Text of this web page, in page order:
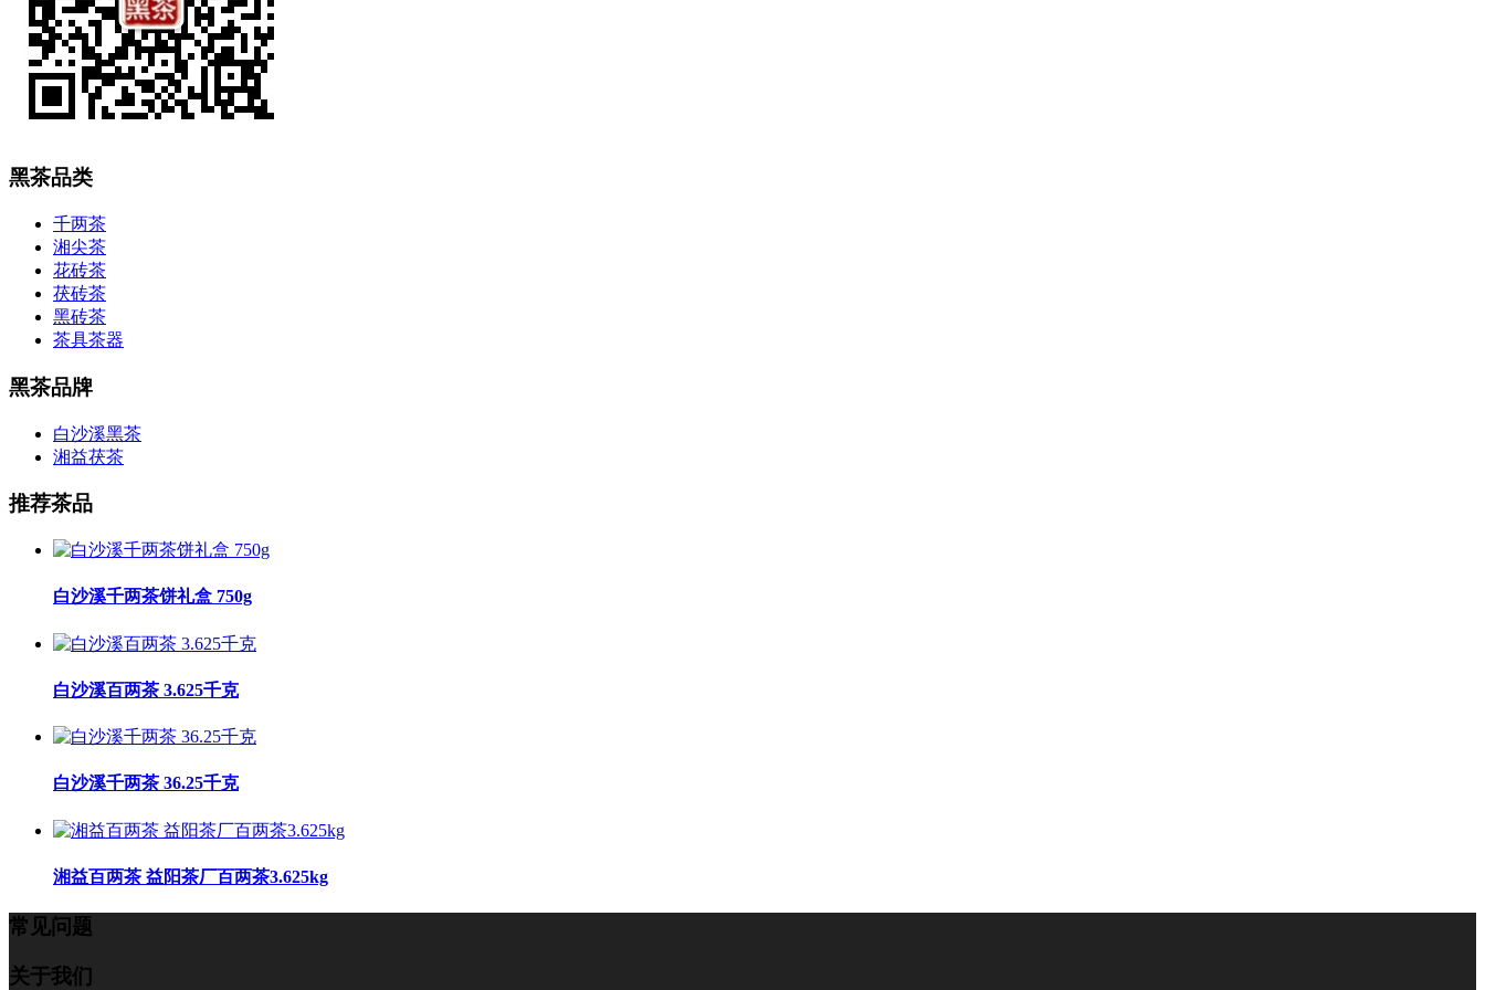
黑茶品类
千两茶
湘尖茶
花砖茶
茯砖茶
黑砖茶
茶具茶器
黑茶品牌
白沙溪黑茶
湘益茯茶
推荐茶品
白沙溪千两茶饼礼盒 750g
白沙溪百两茶 3.625千克
白沙溪千两茶 36.25千克
湘益百两茶 益阳茶厂百两茶3.625kg
常见问题
关于我们